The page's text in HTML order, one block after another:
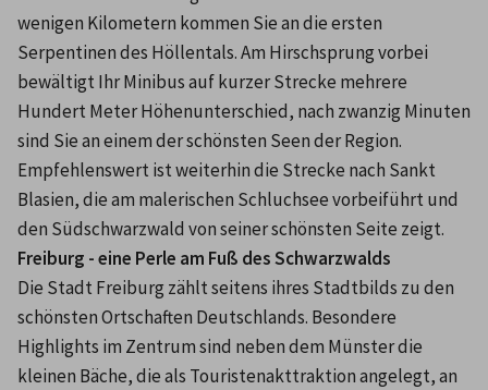
wenigen Kilometern kommen Sie an die ersten
Serpentinen des Höllentals. Am Hirschsprung vorbei
bewältigt Ihr Minibus auf kurzer Strecke mehrere
Hundert Meter Höhenunterschied, nach zwanzig Minuten
sind Sie an einem der schönsten Seen der Region.
Empfehlenswert ist weiterhin die Strecke nach Sankt
Blasien, die am malerischen Schluchsee vorbeiführt und
den Südschwarzwald von seiner schönsten Seite zeigt.
Freiburg - eine Perle am Fuß des Schwarzwalds
Die Stadt Freiburg zählt seitens ihres Stadtbilds zu den
schönsten Ortschaften Deutschlands. Besondere
Highlights im Zentrum sind neben dem Münster die
kleinen Bäche, die als Touristenakttraktion angelegt, an